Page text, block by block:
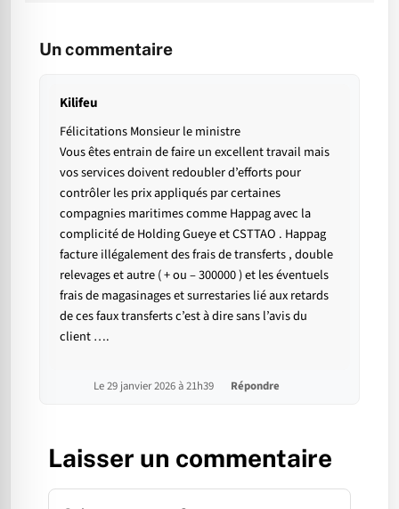
Un commentaire
Kilifeu
Félicitations Monsieur le ministre
Vous êtes entrain de faire un excellent travail mais
vos services doivent redoubler d’efforts pour
contrôler les prix appliqués par certaines
compagnies maritimes comme Happag avec la
complicité de Holding Gueye et CSTTAO . Happag
facture illégalement des frais de transferts , double
relevages et autre ( + ou – 300000 ) et les éventuels
frais de magasinages et surrestaries lié aux retards
de ces faux transferts c’est à dire sans l’avis du
client ….
Le 29 janvier 2026 à 21h39 Répondre
Laisser un commentaire
Commentaire